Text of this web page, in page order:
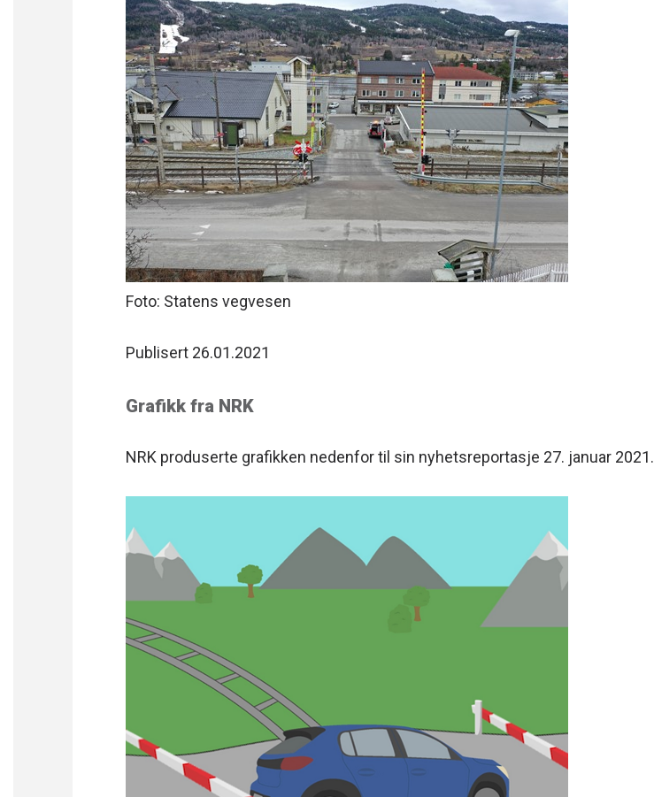
Foto: Statens vegvesen
Publisert 26.01.2021
Grafikk fra NRK
NRK produserte grafikken nedenfor til sin nyhetsreportasje 27. januar 2021.